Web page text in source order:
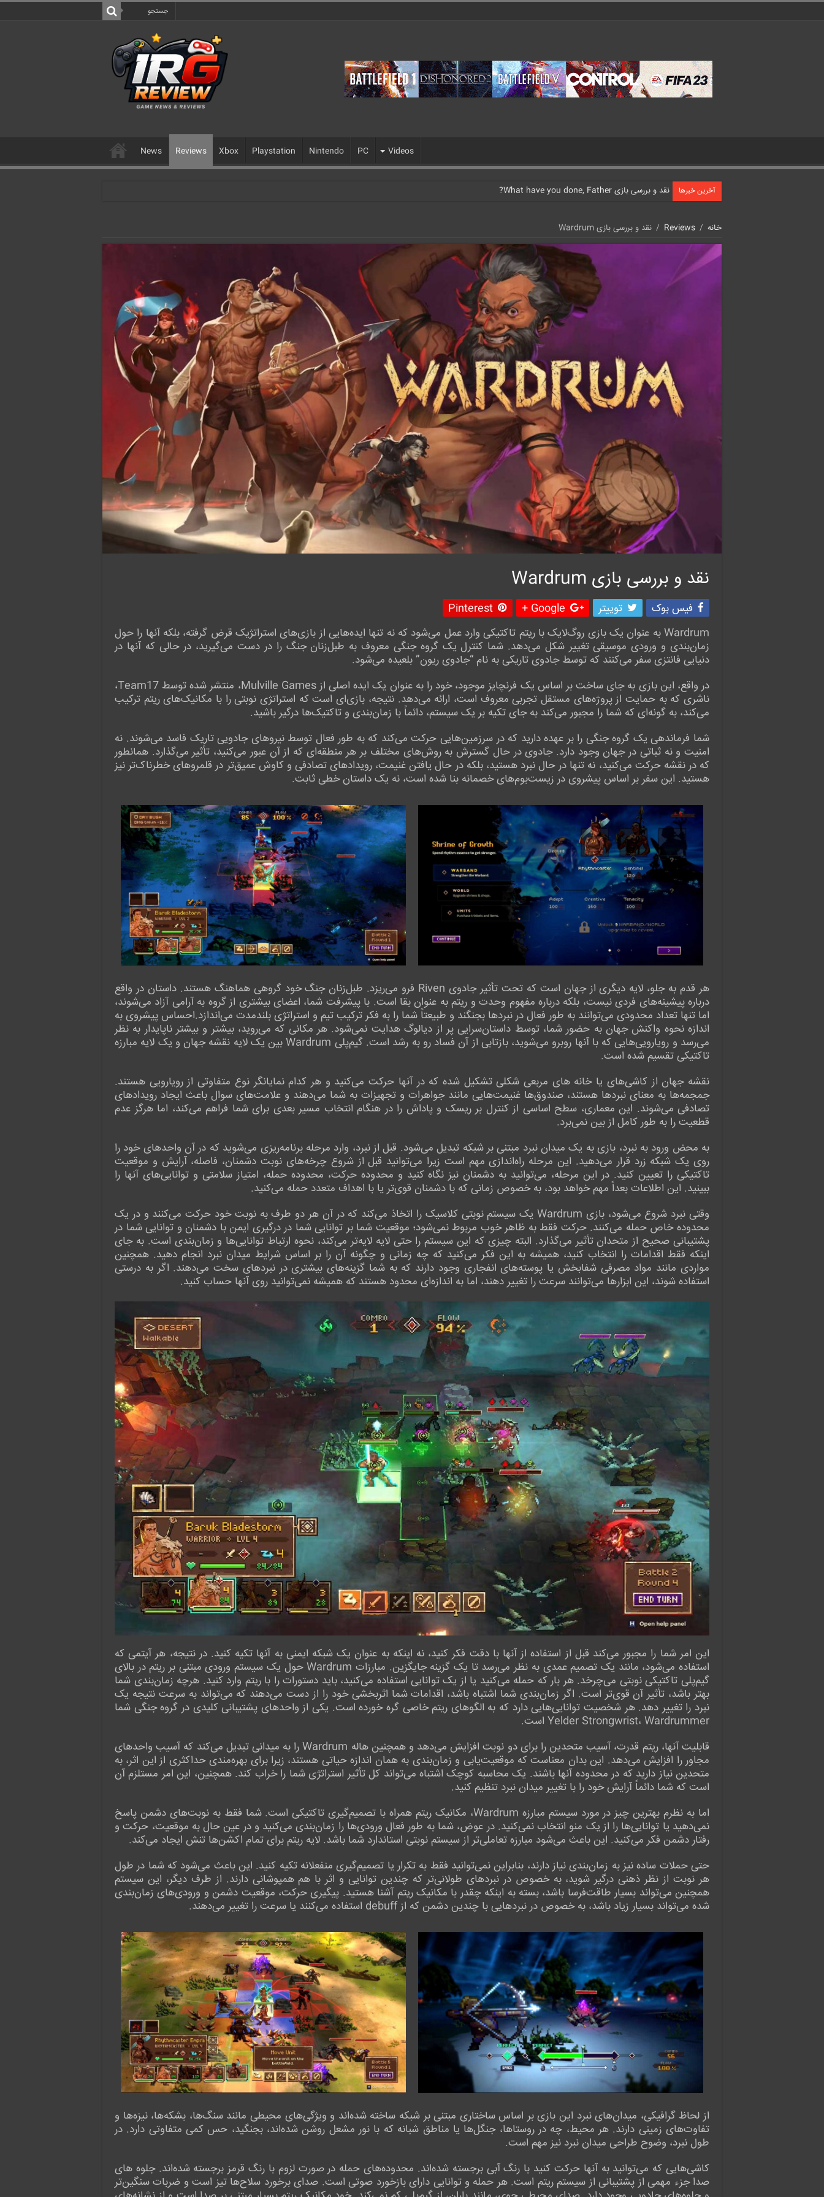
News Reviews Xbox Playstation Nintendo PC Videos
آخرین خبرها نقد و بررسی بازی What have you done, Father?
خانه /
Reviews
/ نقد و بررسی بازی Wardrum
نقد و بررسی بازی Wardrum
فیس بوک توییتر Google +
Pinterest
Wardrum به عنوان یک بازی روگ‌لایک با ریتم تاکتیکی وارد عمل می‌شود که نه تنها ایده‌هایی از بازی‌های استراتژیک قرض گرفته، بلکه آنها را حول
زمان‌بندی و ورودی موسیقی تغییر شکل می‌دهد. شما کنترل یک گروه جنگی معروف به طبل‌زنان جنگ را در دست می‌گیرید، در حالی که آنها در
دنیایی فانتزی سفر می‌کنند که توسط جادوی تاریکی به نام “جادوی ریون” بلعیده می‌شود.
در واقع، این بازی به جای ساخت بر اساس یک فرنچایز موجود، خود را به عنوان یک ایده اصلی از Mulville Games، منتشر شده توسط Team17،
ناشری که به حمایت از پروژه‌های مستقل تجربی معروف است، ارائه می‌دهد. نتیجه، بازی‌ای است که استراتژی نوبتی را با مکانیک‌های ریتم ترکیب
می‌کند، به گونه‌ای که شما را مجبور می‌کند به جای تکیه بر یک سیستم، دائماً با زمان‌بندی و تاکتیک‌ها درگیر باشید.
شما فرماندهی یک گروه جنگی را بر عهده دارید که در سرزمین‌هایی حرکت می‌کند که به طور فعال توسط نیروهای جادویی تاریک فاسد می‌شوند. نه
امنیت و نه ثباتی در جهان وجود دارد. جادوی در حال گسترش به روش‌های مختلف بر هر منطقه‌ای که از آن عبور می‌کنید، تأثیر می‌گذارد. همانطور
که در نقشه حرکت می‌کنید، نه تنها در حال نبرد هستید، بلکه در حال یافتن غنیمت، رویدادهای تصادفی و کاوش عمیق‌تر در قلمروهای خطرناک‌تر نیز
هستید. این سفر بر اساس پیشروی در زیست‌بوم‌های خصمانه بنا شده است، نه یک داستان خطی ثابت.
هر قدم به جلو، لایه دیگری از جهان است که تحت تأثیر جادوی Riven فرو می‌ریزد. طبل‌زنان جنگ خود گروهی هماهنگ هستند. داستان در واقع
درباره پیشینه‌های فردی نیست، بلکه درباره مفهوم وحدت و ریتم به عنوان بقا است. با پیشرفت شما، اعضای بیشتری از گروه به آرامی آزاد می‌شوند،
اما تنها تعداد محدودی می‌توانند به طور فعال در نبردها بجنگند و طبیعتاً شما را به فکر ترکیب تیم و استراتژی بلندمدت می‌اندازد.احساس پیشروی به
اندازه نحوه واکنش جهان به حضور شما، توسط داستان‌سرایی پر از دیالوگ هدایت نمی‌شود. هر مکانی که می‌روید، بیشتر و بیشتر ناپایدار به نظر
می‌رسد و رویارویی‌هایی که با آنها روبرو می‌شوید، بازتابی از آن فساد رو به رشد است. گیم‌پلی Wardrum بین یک لایه نقشه جهان و یک لایه مبارزه
تاکتیکی تقسیم شده است.
نقشه جهان از کاشی‌های یا خانه های مربعی شکلی تشکیل شده که در آنها حرکت می‌کنید و هر کدام نمایانگر نوع متفاوتی از رویارویی هستند.
جمجمه‌ها به معنای نبردها هستند، صندوق‌ها غنیمت‌هایی مانند جواهرات و تجهیزات به شما می‌دهند و علامت‌های سوال باعث ایجاد رویدادهای
تصادفی می‌شوند. این معماری، سطح اساسی از کنترل بر ریسک و پاداش را در هنگام انتخاب مسیر بعدی برای شما فراهم می‌کند، اما هرگز عدم
قطعیت را به طور کامل از بین نمی‌برد.
به محض ورود به نبرد، بازی به یک میدان نبرد مبتنی بر شبکه تبدیل می‌شود. قبل از نبرد، وارد مرحله برنامه‌ریزی می‌شوید که در آن واحدهای خود را
روی یک شبکه زرد قرار می‌دهید. این مرحله راه‌اندازی مهم است زیرا می‌توانید قبل از شروع چرخه‌های نوبت دشمنان، فاصله، آرایش و موقعیت
تاکتیکی را تعیین کنید. در این مرحله، می‌توانید به دشمنان نیز نگاه کنید و محدوده حرکت، محدوده حمله، امتیاز سلامتی و توانایی‌های آنها را
ببینید. این اطلاعات بعداً مهم خواهد بود، به خصوص زمانی که با دشمنان قوی‌تر یا با اهداف متعدد حمله می‌کنید.
وقتی نبرد شروع می‌شود، بازی Wardrum یک سیستم نوبتی کلاسیک را اتخاذ می‌کند که در آن هر دو طرف به نوبت خود حرکت می‌کنند و در یک
محدوده خاص حمله می‌کنند. حرکت فقط به ظاهر خوب مربوط نمی‌شود؛ موقعیت شما بر توانایی شما در درگیری ایمن با دشمنان و توانایی شما در
پشتیبانی صحیح از متحدان تأثیر می‌گذارد. البته چیزی که این سیستم را حتی لایه لایه‌تر می‌کند، نحوه ارتباط توانایی‌ها و زمان‌بندی است. به جای
اینکه فقط اقدامات را انتخاب کنید، همیشه به این فکر می‌کنید که چه زمانی و چگونه آن را بر اساس شرایط میدان نبرد انجام دهید. همچنین
مواردی مانند مواد مصرفی شفابخش یا پوسته‌های انفجاری وجود دارند که به شما گزینه‌های بیشتری در نبردهای سخت می‌دهند. اگر به درستی
استفاده شوند، این ابزارها می‌توانند سرعت را تغییر دهند، اما به اندازه‌ای محدود هستند که همیشه نمی‌توانید روی آنها حساب کنید.
این امر شما را مجبور می‌کند قبل از استفاده از آنها با دقت فکر کنید، نه اینکه به عنوان یک شبکه ایمنی به آنها تکیه کنید. در نتیجه، هر آیتمی که
استفاده می‌شود، مانند یک تصمیم عمدی به نظر می‌رسد تا یک گزینه جایگزین. مبارزات Wardrum حول یک سیستم ورودی مبتنی بر ریتم در بالای
گیم‌پلی تاکتیکی نوبتی می‌چرخد. هر بار که حمله می‌کنید یا از یک توانایی استفاده می‌کنید، باید دستورات را با ریتم وارد کنید. هرچه زمان‌بندی شما
بهتر باشد، تأثیر آن قوی‌تر است. اگر زمان‌بندی شما اشتباه باشد، اقدامات شما اثربخشی خود را از دست می‌دهند که می‌تواند به سرعت نتیجه یک
نبرد را تغییر دهد. هر شخصیت توانایی‌هایی دارد که به الگوهای ریتم خاصی گره خورده است. یکی از واحدهای پشتیبانی کلیدی در گروه جنگی شما
Yelder Strongwrist، Wardrummer است.
قابلیت آنها، ریتم قدرت، آسیب متحدین را برای دو نوبت افزایش می‌دهد و همچنین هاله Wardrum را به میدانی تبدیل می‌کند که آسیب واحدهای
مجاور را افزایش می‌دهد. این بدان معناست که موقعیت‌یابی و زمان‌بندی به همان اندازه حیاتی هستند، زیرا برای بهره‌مندی حداکثری از این اثر، به
متحدین نیاز دارید که در محدوده آنها باشند. یک محاسبه کوچک اشتباه می‌تواند کل تأثیر استراتژی شما را خراب کند. همچنین، این امر مستلزم آن
است که شما دائماً آرایش خود را با تغییر میدان نبرد تنظیم کنید.
اما به نظرم بهترین چیز در مورد سیستم مبارزه Wardrum، مکانیک ریتم همراه با تصمیم‌گیری تاکتیکی است. شما فقط به نوبت‌های دشمن پاسخ
نمی‌دهید یا توانایی‌ها را از یک منو انتخاب نمی‌کنید. در عوض، شما به طور فعال ورودی‌ها را زمان‌بندی می‌کنید و در عین حال به موقعیت، حرکت و
رفتار دشمن فکر می‌کنید. این باعث می‌شود مبارزه تعاملی‌تر از سیستم نوبتی استاندارد شما باشد. لایه ریتم برای تمام اکشن‌ها تنش ایجاد می‌کند.
حتی حملات ساده نیز به زمان‌بندی نیاز دارند، بنابراین نمی‌توانید فقط به تکرار یا تصمیم‌گیری منفعلانه تکیه کنید. این باعث می‌شود که شما در طول
هر نوبت از نظر ذهنی درگیر شوید، به خصوص در نبردهای طولانی‌تر که چندین توانایی و اثر با هم همپوشانی دارند. از طرف دیگر، این سیستم
همچنین می‌تواند بسیار طاقت‌فرسا باشد، بسته به اینکه چقدر با مکانیک ریتم آشنا هستید. پیگیری حرکت، موقعیت دشمن و ورودی‌های زمان‌بندی
شده می‌تواند بسیار زیاد باشد، به خصوص در نبردهایی با چندین دشمن که از debuff استفاده می‌کنند یا سرعت را تغییر می‌دهند.
از لحاظ گرافیکی، میدان‌های نبرد این بازی بر اساس ساختاری مبتنی بر شبکه ساخته شده‌اند و ویژگی‌های محیطی مانند سنگ‌ها، بشکه‌ها، نیزه‌ها و
تفاوت‌های زمینی دارند. هر محیط، چه در روستاها، جنگل‌ها یا مناطق شبانه که با نور مشعل روشن شده‌اند، بجنگید، حس کمی متفاوتی دارد. در
طول نبرد، وضوح طراحی میدان نبرد نیز مهم است.
کاشی‌هایی که می‌توانید به آنها حرکت کنید با رنگ آبی برجسته شده‌اند. محدوده‌های حمله در صورت لزوم با رنگ قرمز برجسته شده‌اند. جلوه های
صدا جزء مهمی از پشتیبانی از سیستم ریتم است. هر حمله و توانایی دارای بازخورد صوتی است. صدای برخورد سلاح‌ها تیز است و ضربات سنگین‌تر